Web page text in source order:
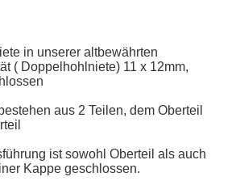
in unserer altbewährten
( Doppelhohlniete) 11 x 12mm,
aus 2 Teilen, dem Oberteil
ist sowohl Oberteil als auch
Kappe geschlossen.